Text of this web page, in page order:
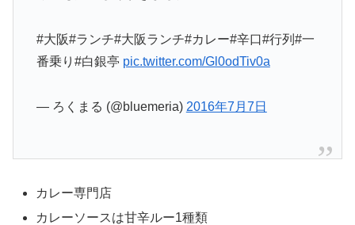
#大阪#ランチ#大阪ランチ#カレー#辛口#行列#一
番乗り#白銀亭 pic.twitter.com/Gl0odTiv0a
— ろくまる (@bluemeria) 2016年7月7日
カレー専門店
カレーソースは甘辛ルー1種類